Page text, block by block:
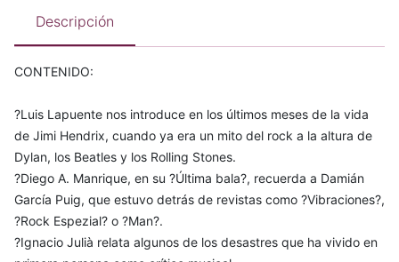
Descripción
CONTENIDO:
?Luis Lapuente nos introduce en los últimos meses de la vida
de Jimi Hendrix, cuando ya era un mito del rock a la altura de
Dylan, los Beatles y los Rolling Stones.
?Diego A. Manrique, en su ?Última bala?, recuerda a Damián
García Puig, que estuvo detrás de revistas como ?Vibraciones?,
?Rock Espezial? o ?Man?.
?Ignacio Julià relata algunos de los desastres que ha vivido en